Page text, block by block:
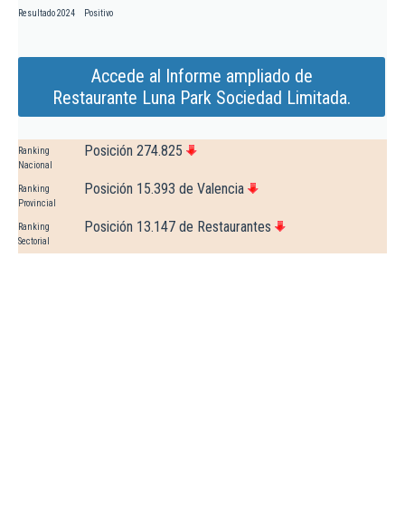
Resultado 2024 Positivo
Accede al Informe ampliado de
Restaurante Luna Park Sociedad Limitada.
Ranking
Nacional
Posición 274.825
Ranking
Provincial
Posición 15.393 de Valencia
Ranking
Sectorial
Posición 13.147 de Restaurantes